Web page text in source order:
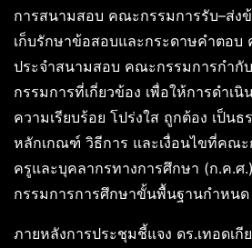
การสนามสอบ คณะกรรมการรับ–ส่ง
เก็บรักษาข้อสอบและกระดาษคำตอบ
ประจำสนามสอบ คณะกรรมการกำกั
กรรมการที่เกี่ยวข้อง เพื่อให้การดำเนิ
ความเรียบร้อย โปร่งใส ถูกต้อง เป็นธ
หลักเกณฑ์ วิธีการ และเงื่อนไขที่คณะ
ครูและบุคลากรทางการศึกษา (ก.ค.
กรรมการการศึกษาขั้นพื้นฐานกำหนด
ภายหลังการประชุมชี้แจง ดร.เทอดเกี